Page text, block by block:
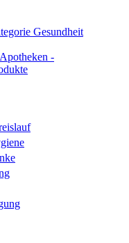
Gesundheit